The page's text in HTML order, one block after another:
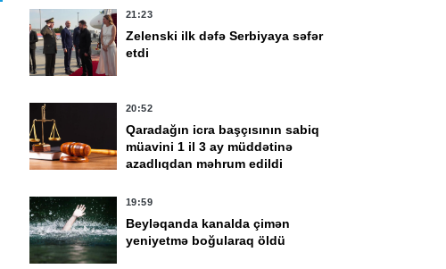
21:23
Zelenski ilk dəfə Serbiyaya səfər
etdi
20:52
Qaradağın icra başçısının sabiq
müavini 1 il 3 ay müddətinə
azadlıqdan məhrum edildi
19:59
Beyləqanda kanalda çimən
yeniyetmə boğularaq öldü